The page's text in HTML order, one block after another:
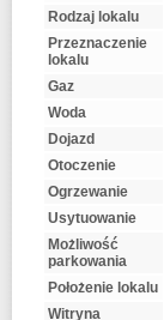
Rodzaj lokalu
Przeznaczenie
lokalu
Gaz
Woda
Dojazd
Otoczenie
Ogrzewanie
Usytuowanie
Możliwość
parkowania
Położenie lokalu
Witryna